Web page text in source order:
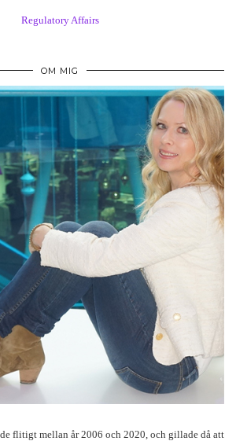
Regulatory Affairs
OM MIG
flitigt mellan år 2006 och 2020, och gillade då att